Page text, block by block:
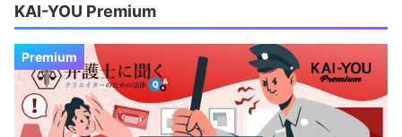
KAI-YOU Premium
Premium